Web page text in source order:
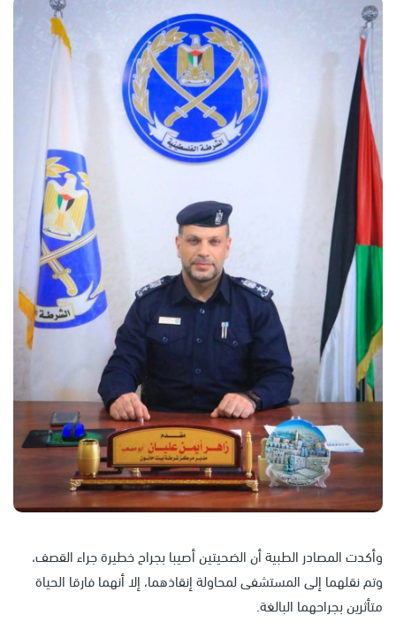
وأكدت المصادر الطبية أن الضحيتين أصيبا بجراح خطيرة جراء القصف،
وتم نقلهما إلى المستشفى لمحاولة إنقاذهما، إلا أنهما فارقا الحياة
متأثرين بجراحهما البالغة.